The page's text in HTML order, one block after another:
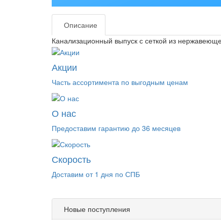
Описание
Канализационный выпуск с сеткой из
Акции
Часть ассортимента по выгодным ценам
О нас
Предоставим гарантию до 36 месяцев
Скорость
Доставим от 1 дня по СПБ
Новые поступления